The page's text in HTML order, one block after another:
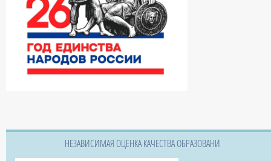
НЕЗАВИСИМАЯ ОЦЕНКА КАЧЕСТВА ОБРАЗОВАНИ